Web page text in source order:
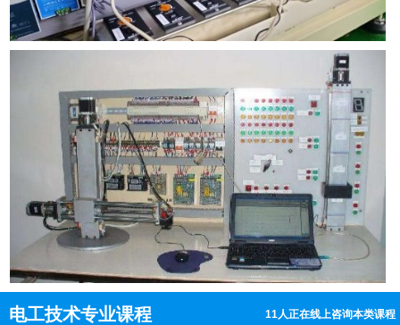
电工技术专业课程 11人正在线上咨询本类课程